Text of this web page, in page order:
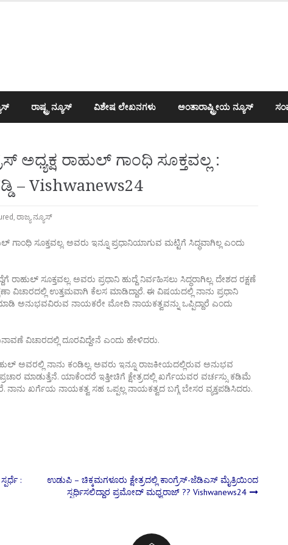
ರಾಷ್ಟ್ರ ನ್ಯೂಸ್ ವಿಶೇಷ ಲೇಖನಗಳು ಅಂತಾರಾಷ್ಟ್ರೀಯ ನ್ಯೂಸ್
ಅಧ್ಯಕ್ಷ ರಾಹುಲ್ ಗಾಂಧಿ ಸೂಕ್ತವಲ್ಲ :
– Vishwanews24
,ರಾಜ್ಯ ನ್ಯೂಸ್
ಗಾಂಧಿ ಸೂಕ್ತವಲ್ಲ. ಅವರು ಇನ್ನೂ ಪ್ರಧಾನಿಯಾಗುವ ಮಟ್ಟಿಗೆ ಸಿದ್ಧವಾಗಿಲ್ಲ ಎಂದು
ಸೂಕ್ತವಲ್ಲ. ಅವರು ಪ್ರಧಾನಿ ಹುದ್ದೆ ನಿರ್ವಹಿಸಲು ಸಿದ್ಧರಾಗಿಲ್ಲ. ದೇಶದ ರಕ್ಷಣೆ
ವಿಚಾರದಲ್ಲಿ ಉತ್ತಮವಾಗಿ ಕೆಲಸ ಮಾಡಿದ್ದಾರೆ. ಈ ವಿಷಯದಲ್ಲಿ ನಾನು ಪ್ರಧಾನಿ
ಅನುಭವವಿರುವ ನಾಯಕರೇ ಮೋದಿ ನಾಯಕತ್ವವನ್ನು ಒಪ್ಪಿದ್ದಾರೆ ಎಂದು
ವಿಚಾರದಲ್ಲಿ ದೂರವಿದ್ದೇನೆ ಎಂದು ಹೇಳಿದರು.
ಅವರಲ್ಲಿ ನಾನು ಕಂಡಿಲ್ಲ. ಅವರು ಇನ್ನೂ ರಾಜಕೀಯದಲ್ಲಿರುವ ಅನುಭವ
ಮಾಡುತ್ತೆನೆ. ಯಾಕೆಂದರೆ ಇತ್ತೀಚಿಗೆ ಕ್ಷೇತ್ರದಲ್ಲಿ ಖರ್ಗೆಯವರ ವರ್ಚಸ್ಸು ಕಡಿಮೆ
ನಾನು ಖರ್ಗೆಯ ನಾಯಕತ್ವ ಸಹ ಒಪ್ಪಲ್ಲ ನಾಯಕತ್ವದ ಬಗ್ಗೆ ಬೇಸರ ವ್ಯಕ್ತಪಡಿಸಿದರು.
:
ಉಡುಪಿ – ಚಿಕ್ಕಮಗಳೂರು ಕ್ಷೇತ್ರದಲ್ಲಿ ಕಾಂಗ್ರೆಸ್-ಜೆಡಿಎಸ್ ಮೈತ್ರಿಯಿಂದ
ಸ್ಪರ್ಧಿಸಲಿದ್ದಾರ ಪ್ರಮೋದ್ ಮಧ್ವರಾಜ್ ?? Vishwanews24